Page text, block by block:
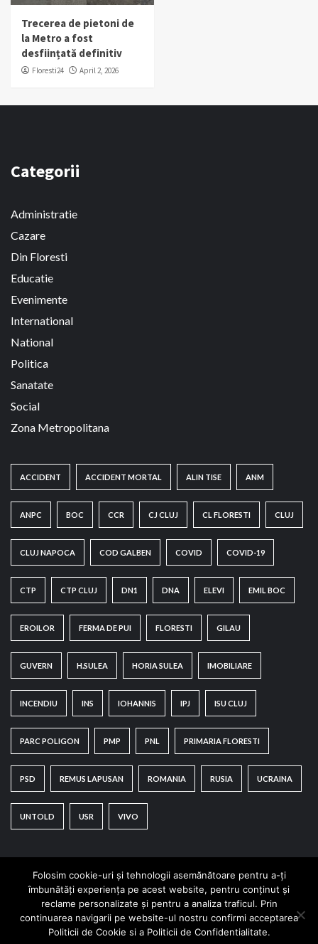
Trecerea de pietoni de
la Metro a fost
desființată definitiv
Floresti24 April 2, 2026
Categorii
Administratie
Cazare
Din Floresti
Educatie
Evenimente
International
National
Politica
Sanatate
Social
Zona Metropolitana
ACCIDENT ACCIDENT MORTAL ALIN TISE ANM
ANPC BOC CCR CJ CLUJ CL FLORESTI CLUJ
CLUJ NAPOCA COD GALBEN COVID COVID-19
CTP CTP CLUJ DN1 DNA ELEVI EMIL BOC
EROILOR FERMA DE PUI FLORESTI GILAU
GUVERN H.SULEA HORIA SULEA IMOBILIARE
INCENDIU INS IOHANNIS IPJ ISU CLUJ
PARC POLIGON PMP PNL PRIMARIA FLORESTI
PSD REMUS LAPUSAN ROMANIA RUSIA UCRAINA
UNTOLD USR VIVO
Copyright © All rights reserved.|CoverNewsby AF
Folosim cookie-uri și tehnologii asemănătoare pentru a-ți
îmbunătăți experiența pe acest website, pentru conținut și
reclame personalizate și pentru a analiza traficul. Prin
continuarea navigarii pe website-ul nostru confirmi acceptarea
Politicii de Cookie si a Politicii de Confidentialitate.